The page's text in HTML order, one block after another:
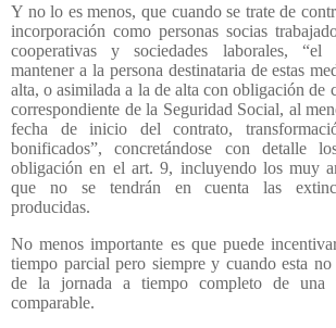
Y no lo es menos, que cuando se trate de
incorporación como personas socias
cooperativas y sociedades laborales, “el
mantener a la persona destinataria de estas
alta, o asimilada a la de alta con obligación de
correspondiente de la Seguridad Social, al
fecha de inicio del contrato,
bonificados”, concretándose con detalle
obligación en el art. 9, incluyendo los muy
que no se tendrán en cuenta las
producidas.
No menos importante es que puede
tiempo parcial pero siempre y cuando esta
de la jornada a tiempo completo de una
comparable.